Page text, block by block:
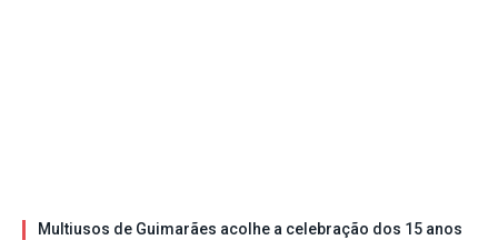
Multiusos de Guimarães acolhe a celebração dos 15 anos